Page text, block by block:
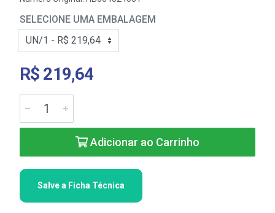
SELECIONE UMA EMBALAGEM
R$ 219,64
Adicionar ao Carrinho
Salve a Ficha Técnica